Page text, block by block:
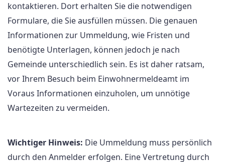
kontaktieren. Dort erhalten Sie die notwendigen
Formulare, die Sie ausfüllen müssen. Die genauen
Informationen zur Ummeldung, wie Fristen und
benötigte Unterlagen, können jedoch je nach
Gemeinde unterschiedlich sein. Es ist daher ratsam,
vor Ihrem Besuch beim Einwohnermeldeamt im
Voraus Informationen einzuholen, um unnötige
Wartezeiten zu vermeiden.
Wichtiger Hinweis: Die Ummeldung muss persönlich
durch den Anmelder erfolgen. Eine Vertretung durch